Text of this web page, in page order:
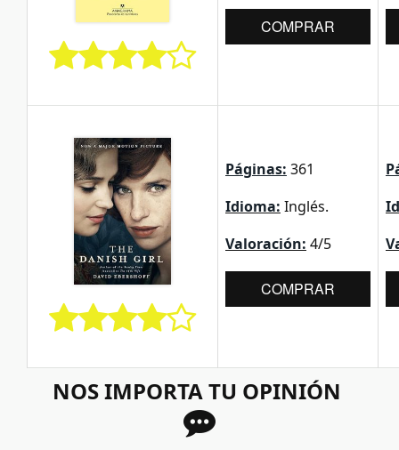
COMPRAR
Páginas: 361
Idioma: Inglés.
Valoración: 4/5
COMPRAR
NOS IMPORTA TU OPINIÓN